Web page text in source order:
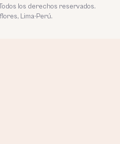
los derechos reservados.
Lima-Perú.